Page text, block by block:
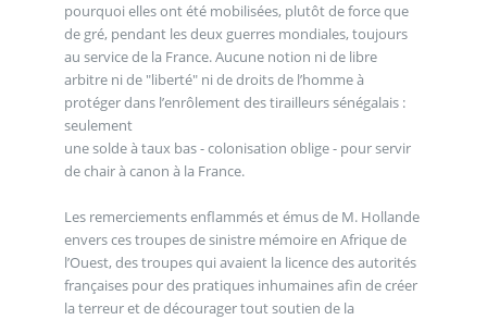
pourquoi elles ont été mobilisées, plutôt de force que
de gré, pendant les deux guerres mondiales, toujours
au service de la France. Aucune notion ni de libre
arbitre ni de "liberté" ni de droits de l’homme à
protéger dans l’enrôlement des tirailleurs sénégalais :
seulement
une solde à taux bas - colonisation oblige - pour servir
de chair à canon à la France.
Les remerciements enflammés et émus de M. Hollande
envers ces troupes de sinistre mémoire en Afrique de
l’Ouest, des troupes qui avaient la licence des autorités
françaises pour des pratiques inhumaines afin de créer
la terreur et de décourager tout soutien de la